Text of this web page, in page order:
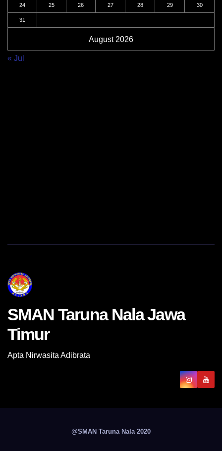
August 2026
24 25 26 27 28 29 30
31
« Jul
SMAN Taruna Nala Jawa
Timur
Apta Nirwasita Adibrata
@SMAN Taruna Nala 2020